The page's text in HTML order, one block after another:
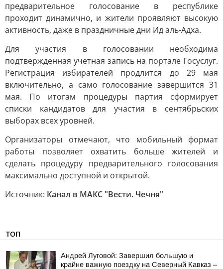
предварительное голосование в республике
проходит динамично, и жители проявляют высокую
активность, даже в праздничные дни Ид аль-Адха.
Для участия в голосовании необходима
подтвержденная учетная запись на портале Госуслуг.
Регистрация избирателей продлится до 29 мая
включительно, а само голосование завершится 31
мая. По итогам процедуры партия сформирует
списки кандидатов для участия в сентябрьских
выборах всех уровней.
Организаторы отмечают, что мобильный формат
работы позволяет охватить больше жителей и
сделать процедуру предварительного голосования
максимально доступной и открытой.
Источник: Канал в МАКС "Вести. Чечня"
ТОП
Андрей Луговой: Завершил большую и
крайне важную поездку на Северный Кавказ –